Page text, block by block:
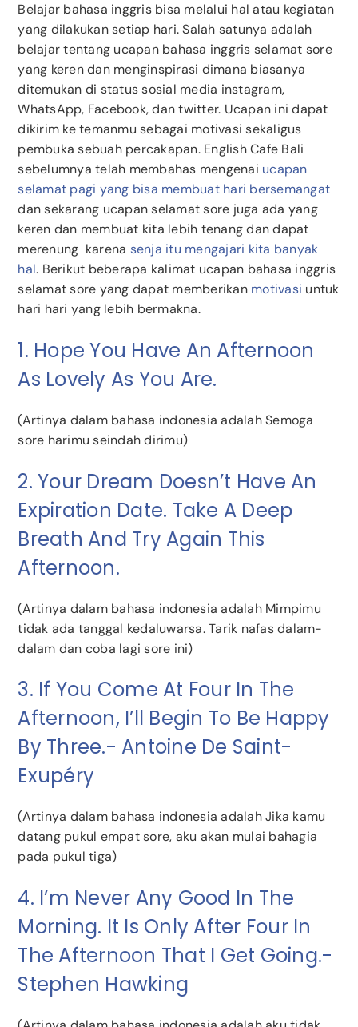
Belajar bahasa inggris bisa melalui hal atau kegiatan
yang dilakukan setiap hari. Salah satunya adalah
belajar tentang ucapan bahasa inggris selamat sore
yang keren dan menginspirasi dimana biasanya
ditemukan di status sosial media instagram,
WhatsApp, Facebook, dan twitter. Ucapan ini dapat
dikirim ke temanmu sebagai motivasi sekaligus
pembuka sebuah percakapan. English Cafe Bali
sebelumnya telah membahas mengenai ucapan
selamat pagi yang bisa membuat hari bersemangat
dan sekarang ucapan selamat sore juga ada yang
keren dan membuat kita lebih tenang dan dapat
merenung karena senja itu mengajari kita banyak
hal. Berikut beberapa kalimat ucapan bahasa inggris
selamat sore yang dapat memberikanmotivasi untuk
hari hari yang lebih bermakna.
1. Hope You Have An Afternoon
As Lovely As You Are.
(Artinya dalam bahasa indonesia adalah Semoga
sore harimu seindah dirimu)
2. Your Dream Doesn’t Have An
Expiration Date. Take A Deep
Breath And Try Again This
Afternoon.
(Artinya dalam bahasa indonesia adalah Mimpimu
tidak ada tanggal kedaluwarsa. Tarik nafas dalam-
dalam dan coba lagi sore ini)
3. If You Come At Four In The
Afternoon, I’ll Begin To Be Happy
By Three.- Antoine De Saint-
Exupéry
(Artinya dalam bahasa indonesia adalah Jika kamu
datang pukul empat sore, aku akan mulai bahagia
pada pukul tiga)
4. I’m Never Any Good In The
Morning. It Is Only After Four In
The Afternoon That I Get Going.-
Stephen Hawking